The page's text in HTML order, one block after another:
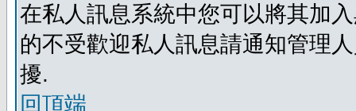
在私人訊息系統中您可以將其加
的不受歡迎私人訊息請通知管理
擾.
回頂端